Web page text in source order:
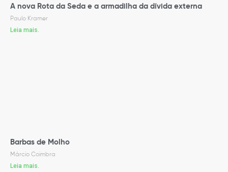
A nova Rota da Seda e a armadilha da dívida externa
Paulo Kramer
Leia mais.
Barbas de Molho
Márcio Coimbra
Leia mais.